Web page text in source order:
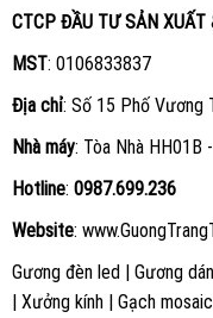
CTCP ĐẦU TƯ SẢN XUẤT
MST: 0106833837
Địa chỉ: Số 15 Phố Vương
Nhà máy: Tòa Nhà HH01B
Hotline: 0987.699.236
Website:
Gương đèn led| Gương
| Xưởng kính| Gạch mosaic